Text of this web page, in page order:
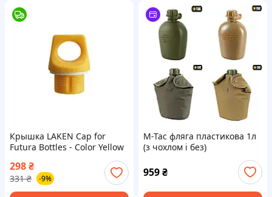
Крышка LAKEN Cap for
Futura Bottles - Color Yellow
298₴
331 ₴ -9%
M-Tac фляга пластикова 1л
(з чохлом і без)
959₴